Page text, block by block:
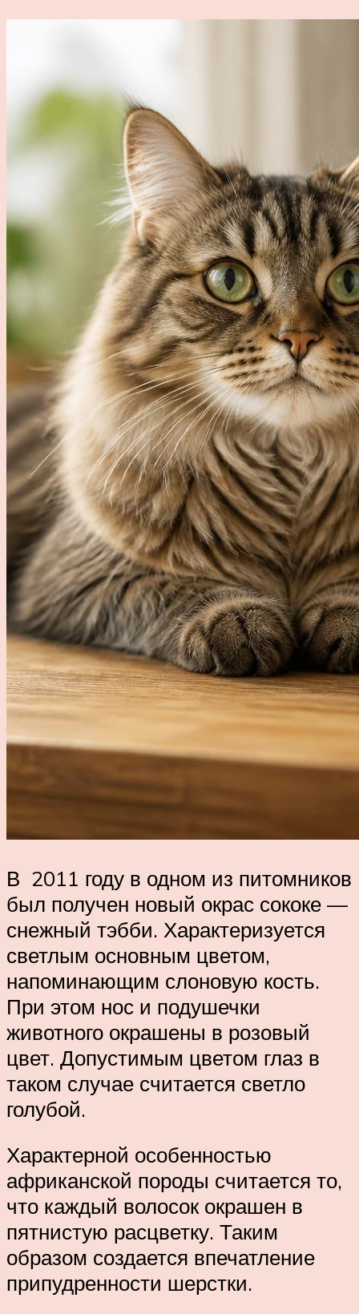
В 2011 году в одном из питомников
был получен новый окрас сококе —
снежный тэбби. Характеризуется
светлым основным цветом,
напоминающим слоновую кость.
При этом нос и подушечки
животного окрашены в розовый
цвет. Допустимым цветом глаз в
таком случае считается светло
голубой.
Характерной особенностью
африканской породы считается то,
что каждый волосок окрашен в
пятнистую расцветку. Таким
образом создается впечатление
припудренности шерстки.